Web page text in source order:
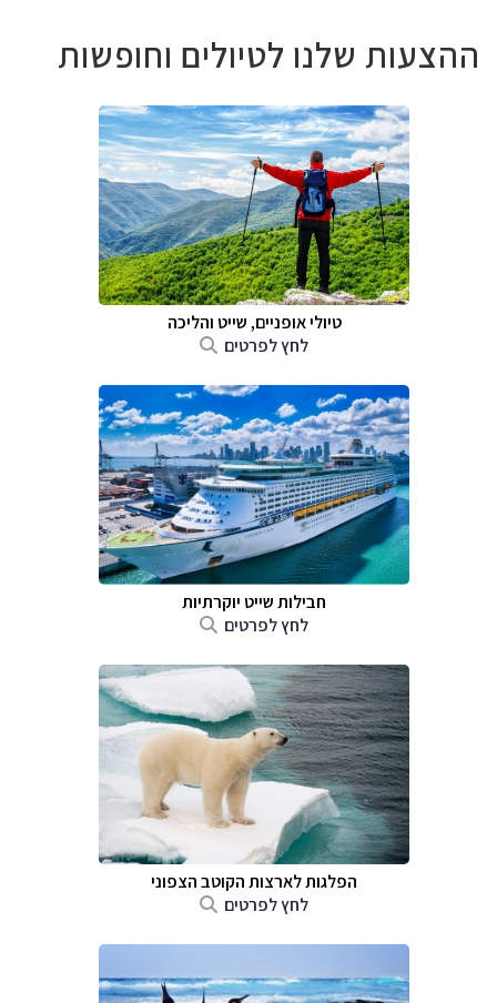
ההצעות שלנו לטיולים וחופשות
טיולי אופניים, שייט והליכה
לחץ לפרטים
חבילות שייט יוקרתיות
לחץ לפרטים
הפלגות לארצות הקוטב הצפוני
לחץ לפרטים